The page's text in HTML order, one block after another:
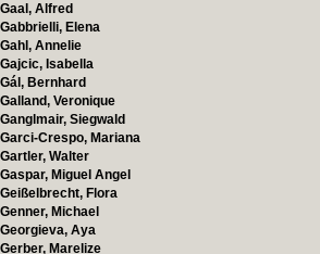
Gaal, Alfred
Gabbrielli, Elena
Gahl, Annelie
Gajcic, Isabella
Gál, Bernhard
Galland, Veronique
Ganglmair, Siegwald
Garci-Crespo, Mariana
Gartler, Walter
Gaspar, Miguel Angel
Geißelbrecht, Flora
Genner, Michael
Georgieva, Aya
Gerber, Marelize